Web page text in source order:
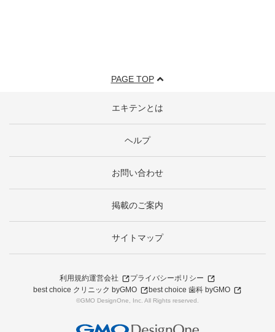
PAGE TOP
エキテンとは
ヘルプ
お問い合わせ
掲載のご案内
サイトマップ
利用規約運営会社
プライバシーポリシー
best choice クリニック byGMO
best choice 歯科 byGMO
©GMO DesignOne, Inc. All Rights reserved.